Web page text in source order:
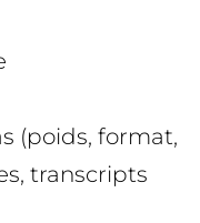
(poids, format,
transcripts